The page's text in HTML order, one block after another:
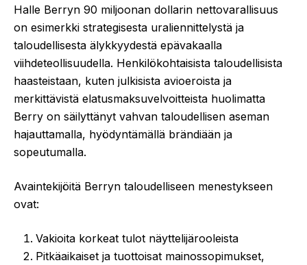
Halle Berryn 90 miljoonan dollarin nettovarallisuus
on esimerkki strategisesta uraliennittelystä ja
taloudellisesta älykkyydestä epävakaalla
viihdeteollisuudella. Henkilökohtaisista taloudellisista
haasteistaan, kuten julkisista avioeroista ja
merkittävistä elatusmaksuvelvoitteista huolimatta
Berry on säilyttänyt vahvan taloudellisen aseman
hajauttamalla, hyödyntämällä brändiään ja
sopeutumalla.
Avaintekijöitä Berryn taloudelliseen menestykseen
ovat:
Vakioita korkeat tulot näyttelijärooleista
Pitkäaikaiset ja tuottoisat mainossopimukset,